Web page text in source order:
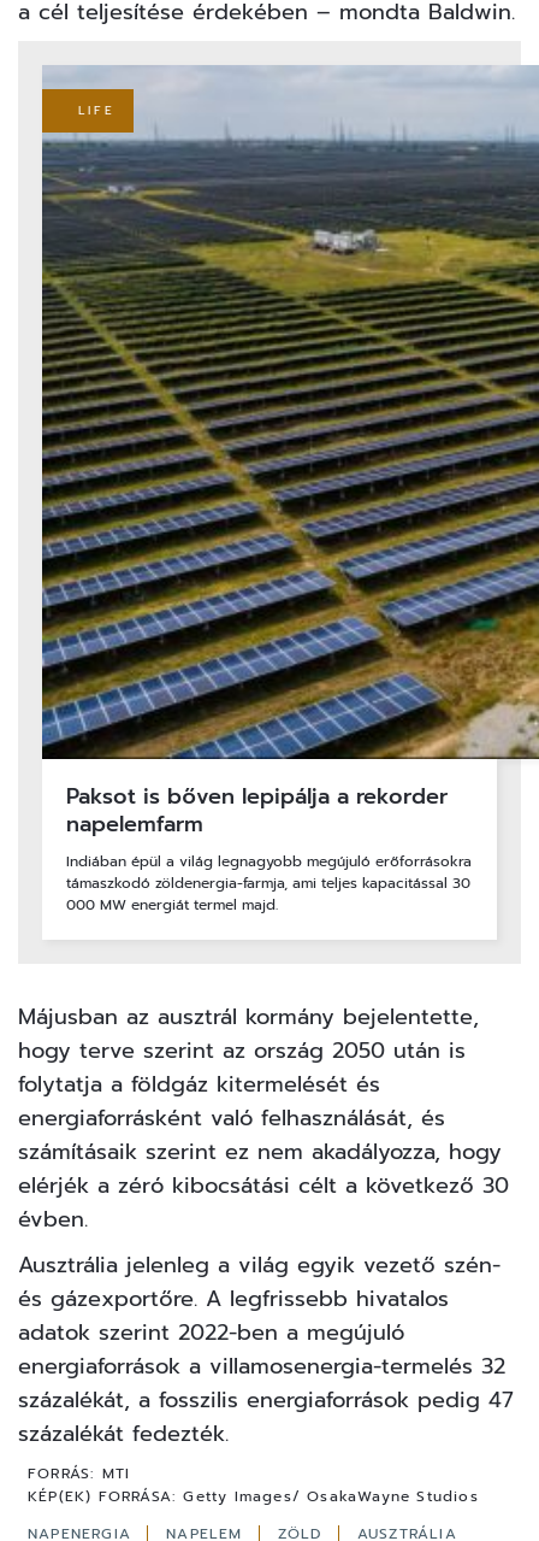
a cél teljesítése érdekében – mondta Baldwin.
LIFE
Paksot is bőven lepipálja a rekorder
napelemfarm
Indiában épül a világ legnagyobb megújuló erőforrásokra
támaszkodó zöldenergia-farmja, ami teljes kapacitással 30
000 MW energiát termel majd.
Májusban az ausztrál kormány bejelentette,
hogy terve szerint az ország 2050 után is
folytatja a földgáz kitermelését és
energiaforrásként való felhasználását, és
számításaik szerint ez nem akadályozza, hogy
elérjék a zéró kibocsátási célt a következő 30
évben.
Ausztrália jelenleg a világ egyik vezető szén-
és gázexportőre. A legfrissebb hivatalos
adatok szerint 2022-ben a megújuló
energiaforrások a villamosenergia-termelés 32
százalékát, a fosszilis energiaforrások pedig 47
százalékát fedezték.
FORRÁS: MTI
KÉP(EK) FORRÁSA: Getty Images/ OsakaWayne Studios
NAPENERGIA
NAPELEM ZÖLD AUSZTRÁLIA